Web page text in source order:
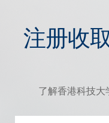
注册收
了解香港科技大